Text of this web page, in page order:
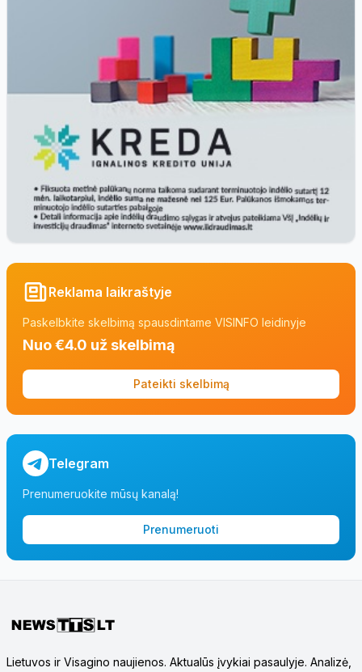
Reklama laikraštyje
Paskelbkite skelbimą spausdintame VISINFO leidinyje
Nuo €4.0 už skelbimą
Pateikti skelbimą
Telegram
Prenumeruokite mūsų kanalą!
Prenumeruoti
Lietuvos ir Visagino naujienos. Aktualūs įvykiai pasaulyje. Analizė,